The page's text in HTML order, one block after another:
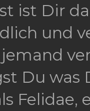
ist Dir
und
Du
Felidae,